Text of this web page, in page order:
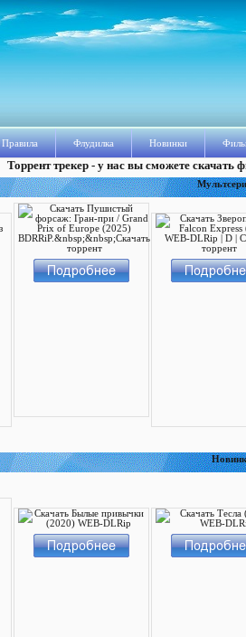
Правила Флудилка Новинки
Торрент трекер - у нас вы сможете